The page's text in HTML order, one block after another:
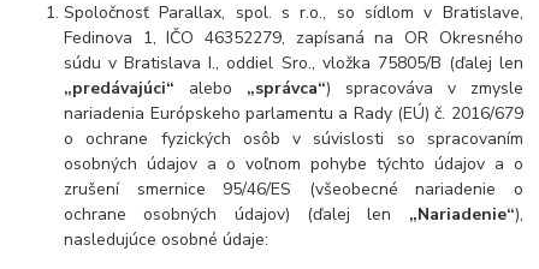
Spoločnosť Parallax, spol. s r.o., so sídlom v Bratislave,
Fedinova 1, IČO 46352279, zapísaná na OR Okresného
súdu v Bratislava I., oddiel Sro., vložka 75805/B (ďalej len
„predávajúci“ alebo „správca“) spracováva v zmysle
nariadenia Európskeho parlamentu a Rady (EÚ) č. 2016/679
o ochrane fyzických osôb v súvislosti so spracovaním
osobných údajov a o voľnom pohybe týchto údajov a o
zrušení smernice 95/46/ES (všeobecné nariadenie o
ochrane osobných údajov) (ďalej len „Nariadenie“),
nasledujúce osobné údaje: